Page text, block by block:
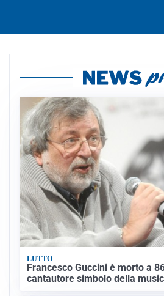
LUTTO
Francesco Guccini è morto a
cantautore simbolo della